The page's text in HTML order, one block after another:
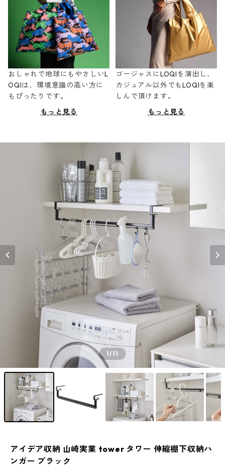
おしゃれで地球にもやさしいL
OQIは、環境意識の高い方に
もぴったりです。
もっと見る
ゴージャスにLOQIを演出し、
カジュアル以外でもLOQIを楽
しんで頂けます。
もっと見る
1/11
アイデア収納 山崎実業 tower タワー 伸縮棚下収納ハ
ンガー ブラック